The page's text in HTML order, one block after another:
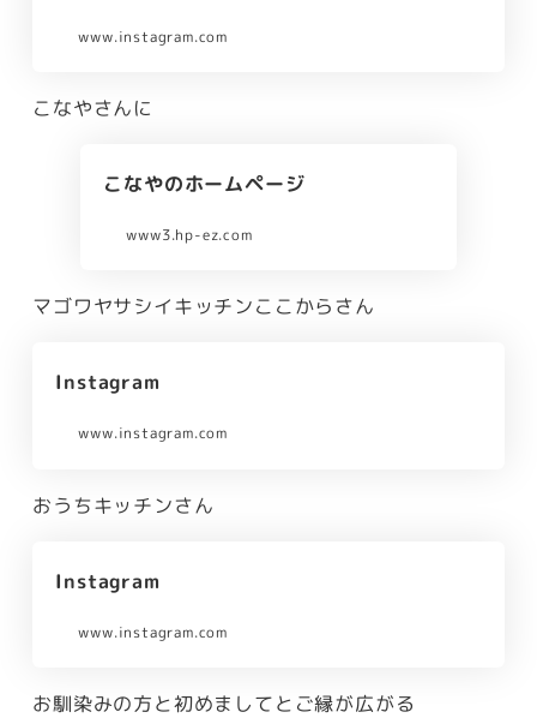
www.instagram.com
こなやさんに
こなやのホームページ
www3.hp-ez.com
マゴワヤサシイキッチンここからさん
Instagram
www.instagram.com
おうちキッチンさん
Instagram
www.instagram.com
お馴染みの方と初めましてとご縁が広がる